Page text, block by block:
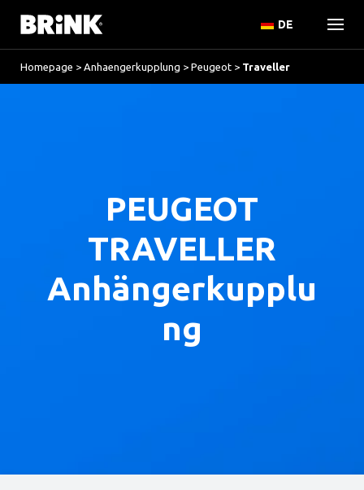
DE
Homepage > Anhaengerkupplung > Peugeot > Traveller
PEUGEOT
TRAVELLER
Anhängerkupplu
ng